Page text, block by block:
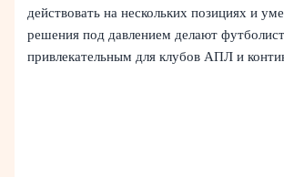
действовать на нескольких позициях и
решения под давлением делают
привлекательным для клубов АПЛ и